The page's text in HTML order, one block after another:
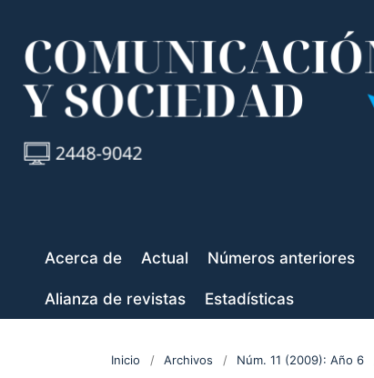
Acerca de Actual Números anteriores
Alianza de revistas Estadísticas
Inicio / Archivos / Núm. 11 (2009): Año 6